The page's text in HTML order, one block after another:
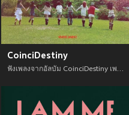
CoinciDestiny
ฟังเพลงจากอัลบัม CoinciDestiny เพลงใหม่จาก อัพเดทเพลงใหม่ล่าสุดก่อนใคร ตลอดปี 2021